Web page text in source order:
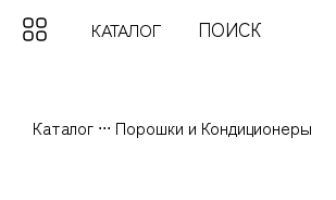
КАТАЛОГ
Каталог ... Порошки и Кондиционеры